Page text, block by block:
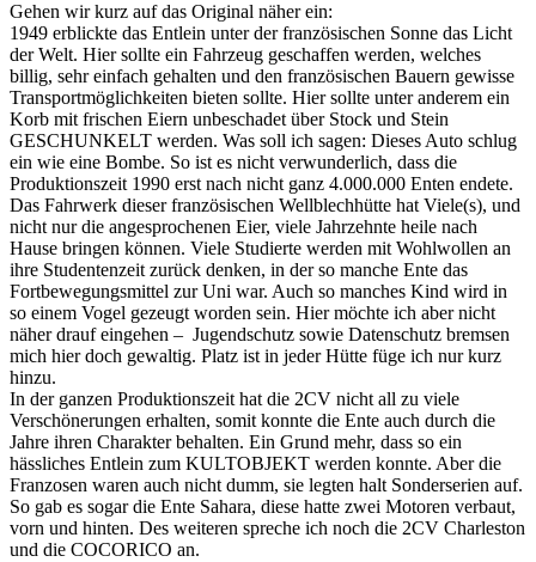
Gehen wir kurz auf das Original näher ein:
1949 erblickte das Entlein unter der französischen Sonne das Licht
der Welt. Hier sollte ein Fahrzeug geschaffen werden, welches
billig, sehr einfach gehalten und den französischen Bauern gewisse
Transportmöglichkeiten bieten sollte. Hier sollte unter anderem ein
Korb mit frischen Eiern unbeschadet über Stock und Stein
GESCHUNKELT werden. Was soll ich sagen: Dieses Auto schlug
ein wie eine Bombe. So ist es nicht verwunderlich, dass die
Produktionszeit 1990 erst nach nicht ganz 4.000.000 Enten endete.
Das Fahrwerk dieser französischen Wellblechhütte hat Viele(s), und
nicht nur die angesprochenen Eier, viele Jahrzehnte heile nach
Hause bringen können. Viele Studierte werden mit Wohlwollen an
ihre Studentenzeit zurück denken, in der so manche Ente das
Fortbewegungsmittel zur Uni war. Auch so manches Kind wird in
so einem Vogel gezeugt worden sein. Hier möchte ich aber nicht
näher drauf eingehen – Jugendschutz sowie Datenschutz bremsen
mich hier doch gewaltig. Platz ist in jeder Hütte füge ich nur kurz
hinzu.
In der ganzen Produktionszeit hat die 2CV nicht all zu viele
Verschönerungen erhalten, somit konnte die Ente auch durch die
Jahre ihren Charakter behalten. Ein Grund mehr, dass so ein
hässliches Entlein zum KULTOBJEKT werden konnte. Aber die
Franzosen waren auch nicht dumm, sie legten halt Sonderserien auf.
So gab es sogar die Ente Sahara, diese hatte zwei Motoren verbaut,
vorn und hinten. Des weiteren spreche ich noch die 2CV Charleston
und die COCORICO an.